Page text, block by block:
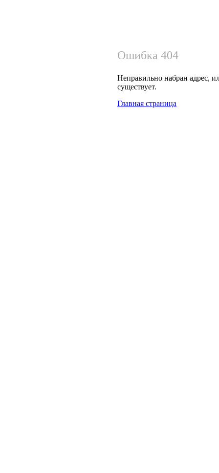
Ошибка 404
Неправильно набран адрес,
существует.
Главная страница